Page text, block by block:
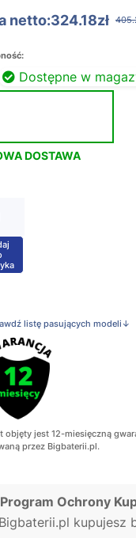
netto:324.18zł
Dostępne w
DOSTAWA
listę pasujących modeli↓
objęty jest 12-miesięczną
przez Bigbaterii.pl.
Program Ochrony
kupujesz